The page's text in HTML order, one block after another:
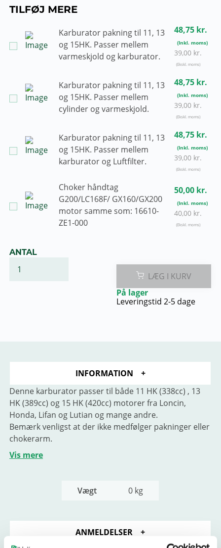
TILFØJ MERE
Karburator pakning til 11, 13
og 15HK. Passer mellem
varmeskjold og karburator.
48,75 kr.
39,00 kr.
Karburator pakning til 11, 13
og 15HK. Passer mellem
cylinder og varmeskjold.
48,75 kr.
39,00 kr.
Karburator pakning til 11, 13
og 15HK. Passer mellem
karburator og Luftfilter.
48,75 kr.
39,00 kr.
Choker håndtag
G200/LC168F/ GX160/GX200
motor samme som: 16610-
ZE1-000
50,00 kr.
40,00 kr.
ANTAL
LÆG I KURV
På lager
Leveringstid 2-5 dage
INFORMATION
Denne karburator passer til både 11 HK (338cc) , 13
HK (389cc) og 15 HK (420cc) motorer fra Loncin,
Honda, Lifan og Lutian og mange andre.
Bemærk venligst at der ikke medfølger pakninger eller
chokerarm.
Vis mere
Vægt 0 kg
ANMELDELSER